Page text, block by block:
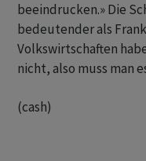
beeindrucken.» Die
bedeutender als
Volkswirtschaften
nicht, also muss man
(cash)